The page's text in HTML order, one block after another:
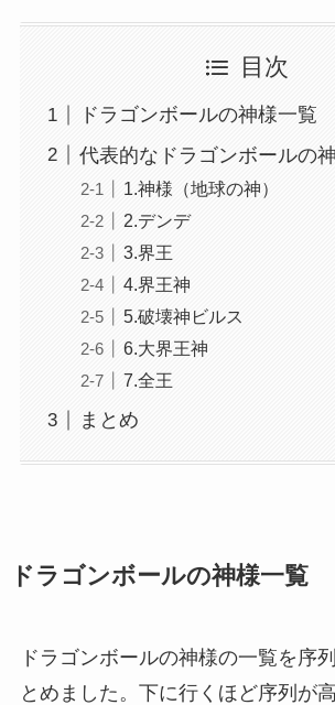
目次
ドラゴンボールの神様一覧
代表的なドラゴンボールの
1.神様（地球の神）
2.デンデ
3.界王
4.界王神
5.破壊神ビルス
6.大界王神
7.全王
まとめ
ドラゴンボールの神様一覧
ドラゴンボールの神様の一覧を序
とめました。下に行くほど序列が